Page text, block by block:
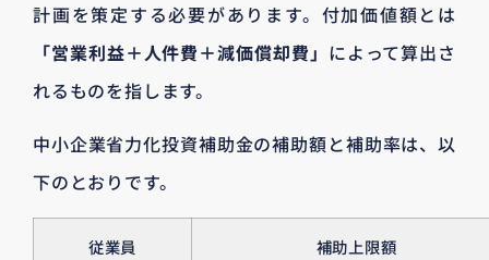
計画を策定する必要があります。付加価値額とは
「営業利益＋人件費＋減価償却費」 によって算出さ
れるものを指します。
中小企業省力化投資補助金の補助額と補助率は、以
下のとおりです。
従業員 補助上限額